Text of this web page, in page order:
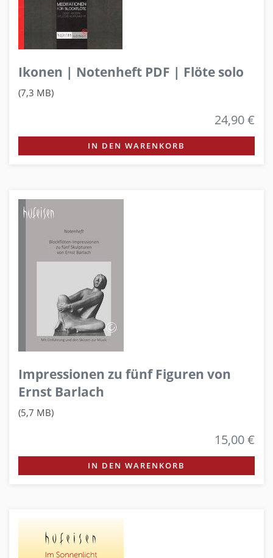
Ikonen | Notenheft PDF | Flöte solo
(7,3 MB)
24,90 €
IN DEN WARENKORB
Impressionen zu fünf Figuren von
Ernst Barlach
(5,7 MB)
15,00 €
IN DEN WARENKORB